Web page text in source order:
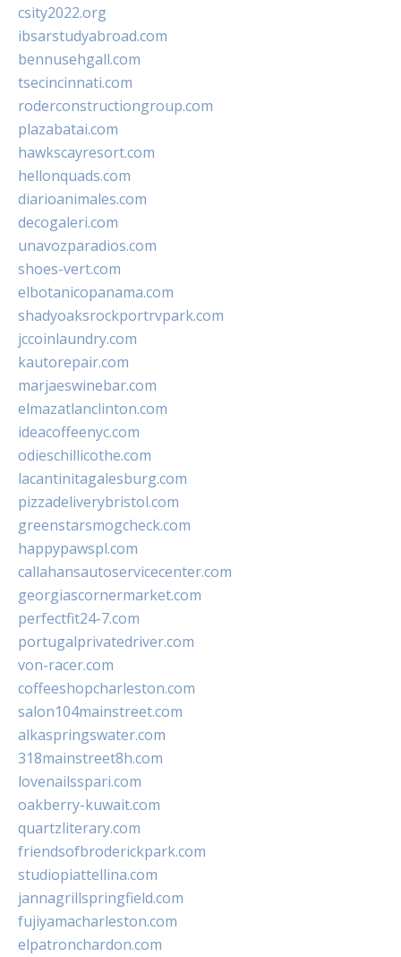
csity2022.org
ibsarstudyabroad.com
bennusehgall.com
tsecincinnati.com
roderconstructiongroup.com
plazabatai.com
hawkscayresort.com
hellonquads.com
diarioanimales.com
decogaleri.com
unavozparadios.com
shoes-vert.com
elbotanicopanama.com
shadyoaksrockportrvpark.com
jccoinlaundry.com
kautorepair.com
marjaeswinebar.com
elmazatlanclinton.com
ideacoffeenyc.com
odieschillicothe.com
lacantinitagalesburg.com
pizzadeliverybristol.com
greenstarsmogcheck.com
happypawspl.com
callahansautoservicecenter.com
georgiascornermarket.com
perfectfit24-7.com
portugalprivatedriver.com
von-racer.com
coffeeshopcharleston.com
salon104mainstreet.com
alkaspringswater.com
318mainstreet8h.com
lovenailsspari.com
oakberry-kuwait.com
quartzliterary.com
friendsofbroderickpark.com
studiopiattellina.com
jannagrillspringfield.com
fujiyamacharleston.com
elpatronchardon.com